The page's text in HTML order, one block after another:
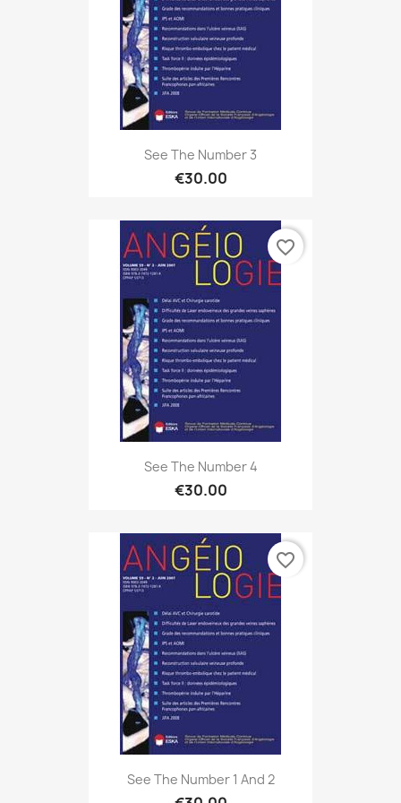
See The Number 3
€30.00
See The Number 4
€30.00
favorite_border
See The Number 1 And 2
favorite_border